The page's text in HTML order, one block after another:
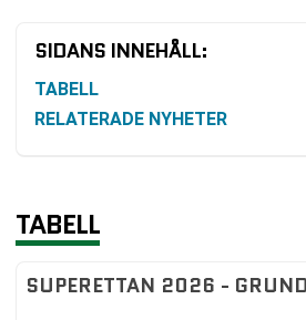
SIDANS INNEHÅLL:
TABELL
RELATERADE NYHETER
TABELL
SUPERETTAN 2026 -